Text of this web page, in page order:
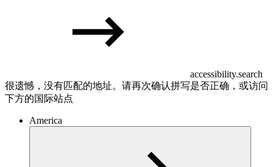
accessibility.search
很遗憾，没有匹配的地址。请再次确认拼写是否正确，或访问
下方的国际站点
America